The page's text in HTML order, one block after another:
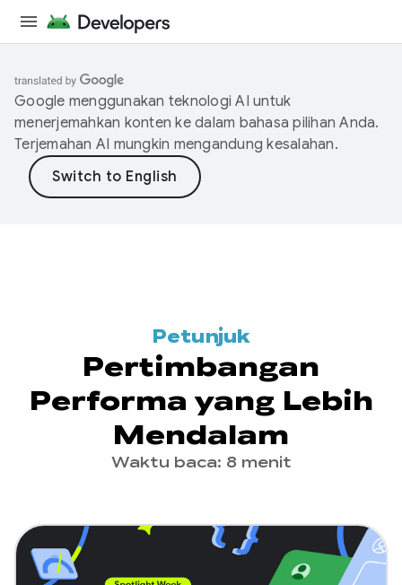
Google menggunakan teknologi AI untuk
menerjemahkan konten ke dalam bahasa pilihan Anda.
Terjemahan AI mungkin mengandung kesalahan.
Petunjuk
Pertimbangan
Performa yang Lebih
Mendalam
Waktu baca: 8 menit